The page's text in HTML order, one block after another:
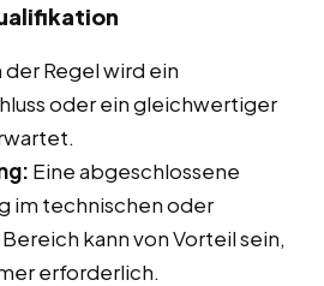
der Regel wird ein
oder ein gleichwertiger
Eine abgeschlossene
im technischen oder
kann von Vorteil sein,
erforderlich.